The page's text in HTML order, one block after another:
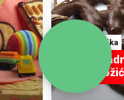
coolinarika
i za